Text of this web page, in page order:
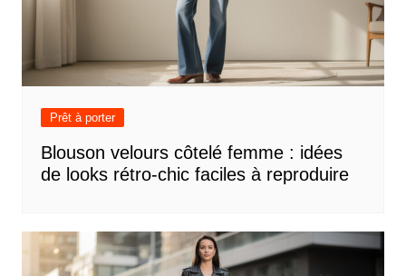
Prêt à porter
Blouson velours côtelé femme : idées
de looks rétro-chic faciles à reproduire